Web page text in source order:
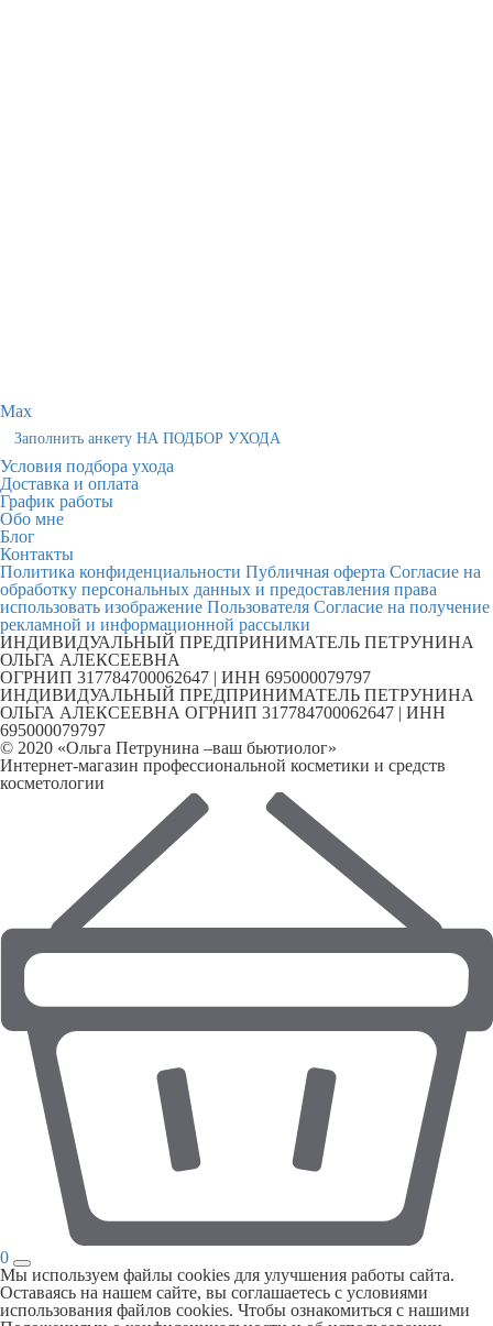
Max
Заполнить анкету НА ПОДБОР УХОДА
Условия подбора ухода
Доставка и оплата
График работы
Обо мне
Блог
Контакты
Политика конфиденциальности Публичная оферта Согласие на
обработку персональных данных и предоставления права
использовать изображение Пользователя Согласие на получение
рекламной и информационной рассылки
ИНДИВИДУАЛЬНЫЙ ПРЕДПРИНИМАТЕЛЬ ПЕТРУНИНА
ОЛЬГА АЛЕКСЕЕВНА
ОГРНИП 317784700062647 | ИНН 695000079797
ИНДИВИДУАЛЬНЫЙ ПРЕДПРИНИМАТЕЛЬ ПЕТРУНИНА
ОЛЬГА АЛЕКСЕЕВНА ОГРНИП 317784700062647 | ИНН
695000079797
© 2020 «Ольга Петрунина –ваш бьютиолог»
Интернет-магазин профессиональной косметики и средств
косметологии
0
Мы используем файлы cookies для улучшения работы сайта.
Оставаясь на нашем сайте, вы соглашаетесь с условиями
использования файлов cookies. Чтобы ознакомиться с нашими